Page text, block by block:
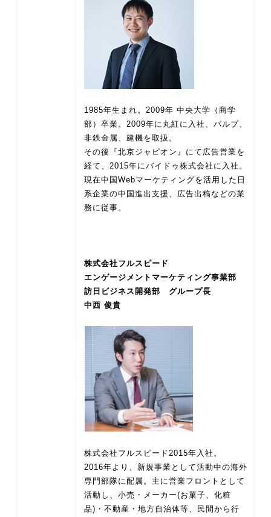
1985年生まれ。2009年 中央大学（商学
部）卒業。2009年に丸紅に入社、パルプ、
非鉄金属、建機を取扱。
その後『北京ジャピオン』にて広告営業を
経て、2015年にバイドゥ株式会社に入社。
現在中国Webマーケティングを活用した日
系企業の中国進出支援、広告出稿などの業
務に従事。
株式会社フルスピード
エンゲージメントマーケティング事業部
訪日ビジネス開発部 グループ長
中西 俊貴
株式会社フルスピード2015年入社。
2016年より、新規事業として活動中の海外
専門部隊に配属。主に営業フロントとして
活動し、小売・メーカー(お菓子、化粧
品)・不動産・地方自治体等、民間から行